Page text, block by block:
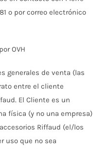
o por correo electrónico
OVH
generales de venta (las
entre el cliente
El Cliente es un
física (y no una empresa)
Riffaud (el/los
uso que no sea